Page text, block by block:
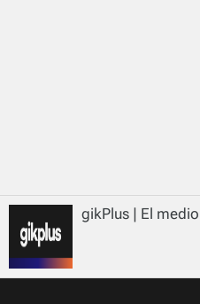
gikPlus | El